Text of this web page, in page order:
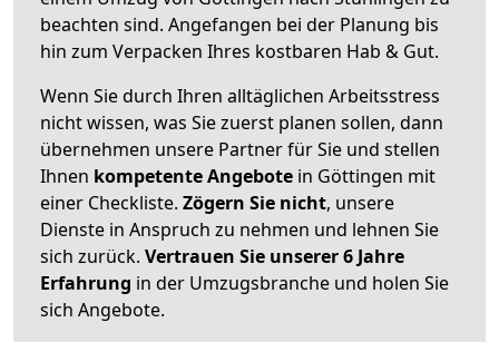
beachten sind. Angefangen bei der Planung bis
hin zum Verpacken Ihres kostbaren Hab & Gut.
Wenn Sie durch Ihren alltäglichen Arbeitsstress
nicht wissen, was Sie zuerst planen sollen, dann
übernehmen unsere Partner für Sie und stellen
Ihnen kompetente Angebote in Göttingen mit
einer Checkliste. Zögern Sie nicht, unsere
Dienste in Anspruch zu nehmen und lehnen Sie
sich zurück. Vertrauen Sie unserer 6 Jahre
Erfahrung in der Umzugsbranche und holen Sie
sich Angebote.